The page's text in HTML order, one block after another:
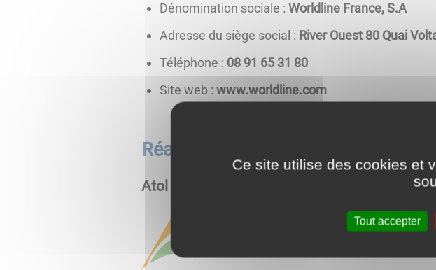
Dénomination sociale : Worldline France, S.A
Adresse du siège social : River Ouest 80 Quai
Téléphone : 08 13 56 19 80
Site web : www.worldline.com
Réalisation
Atol Conseils et Développements
Ce site utilise des cookies et
Tout accepter